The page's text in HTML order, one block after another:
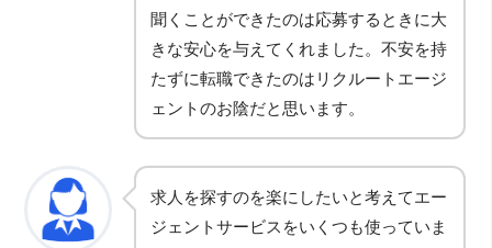
聞くことができたのは応募するときに大
きな安心を与えてくれました。不安を持
たずに転職できたのはリクルートエージ
ェントのお陰だと思います。
求人を探すのを楽にしたいと考えてエー
ジェントサービスをいくつも使っていま